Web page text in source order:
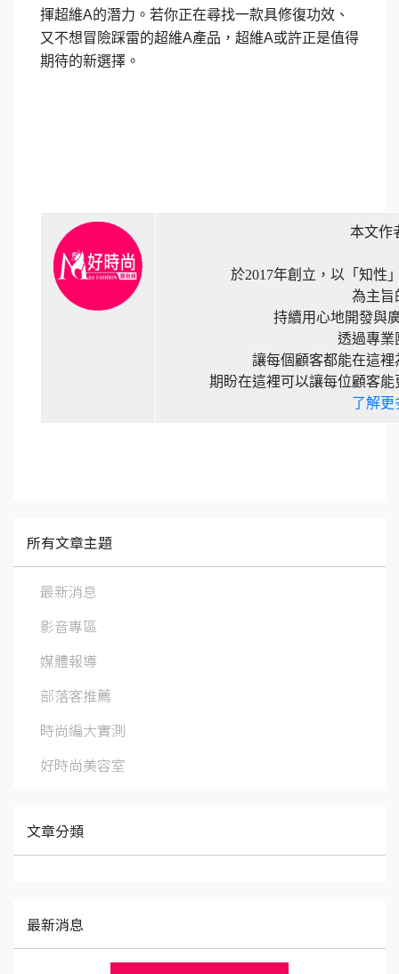
揮超維A的潛力。若你正在尋找一款具修復功效、
又不想冒險踩雷的超維A產品，超維A或許正是值得
期待的新選擇。
本文作
於2017年創立，以「知性
為主旨
持續用心地開發與
透過專業
讓每個顧客都能在這
期盼在這裡可以讓每位顧客
了解更
所有文章主題
最新消息
影音專區
媒體報導
部落客推薦
時尚編大實測
好時尚美容室
文章分類
最新消息